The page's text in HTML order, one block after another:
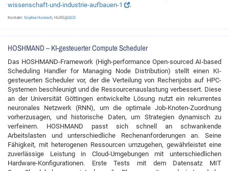
wissenschaft-und-industrie-aufbauen-1
.
Kontakt: Sophia Honisch , HLRS@GCS
HOSHMAND – KI-gesteuerter Compute Scheduler
Das HOSHMAND-Framework (High-performance Open-sourced AI-based
Scheduling Handler for Managing Node Distribution) stellt einen KI-
gesteuerten Scheduler vor, der die Verteilung von Rechenjobs auf HPC-
Systemen beschleunigt und die Ressourcenauslastung verbessert. Diese
an der Universität Göttingen entwickelte Lösung nutzt ein rekurrentes
neuronales Netzwerk (RNN), um die optimale Job-Knoten-Zuordnung
vorherzusagen, und historische Daten, um Strategien dynamisch zu
verfeinern. HOSHMAND passt sich schnell an schwankende
Arbeitslasten und unterschiedliche Rechenanforderungen an. Seine
Fähigkeit, mit heterogenen Ressourcen umzugehen, gewährleistet eine
zuverlässige Leistung in Cloud-Umgebungen mit unterschiedlichen
Hardware-Konfigurationen. Erste Tests mit dem Datensatz MIT